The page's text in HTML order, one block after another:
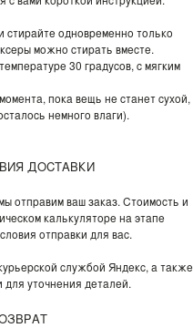
одновременно только
можно стирать вместе.
30 градусов, с мягким
пока вещь не станет сухой,
немного влаги).
ДОСТАВКИ
отправим ваш заказ. Стоимость и
калькуляторе на этапе
отправки для вас.
службой Яндекс, а также
уточнения деталей.